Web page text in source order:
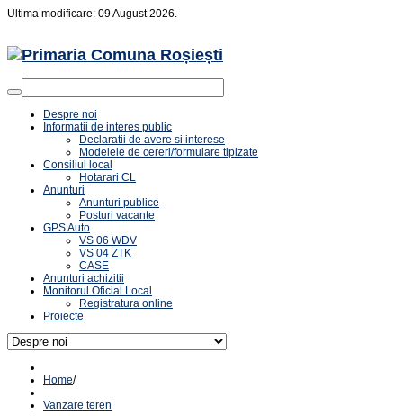
Ultima modificare: 09 August 2026.
Despre noi
Informatii de interes public
Declaratii de avere si interese
Modelele de cereri/formulare tipizate
Consiliul local
Hotarari CL
Anunturi
Anunturi publice
Posturi vacante
GPS Auto
VS 06 WDV
VS 04 ZTK
CASE
Anunturi achizitii
Monitorul Oficial Local
Registratura online
Proiecte
Home/
Vanzare teren